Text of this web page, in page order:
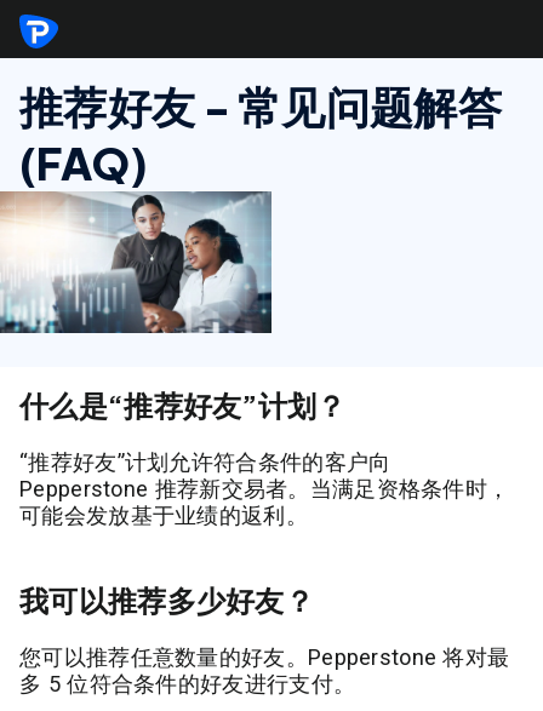
推荐好友 - 常见问题解答
(FAQ)
什么是“推荐好友”计划？
“推荐好友”计划允许符合条件的客户向
Pepperstone 推荐新交易者。当满足资格条件时，
可能会发放基于业绩的返利。
我可以推荐多少好友？
您可以推荐任意数量的好友。Pepperstone 将对最
多 5 位符合条件的好友进行支付。